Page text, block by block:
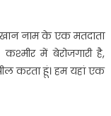
नाम के एक मतदाता
में बेरोजगारी है,
करता हूं। हम यहां एक